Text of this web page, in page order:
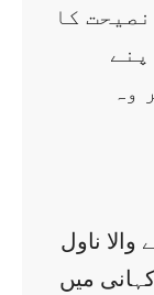
کا
وہ
ناول
میں